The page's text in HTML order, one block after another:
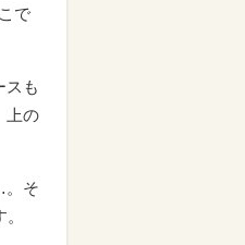
で
スも
上の
。そ